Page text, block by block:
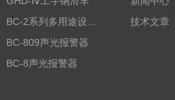
BC-809声光报警器
BC-8声光报警器
技术文章